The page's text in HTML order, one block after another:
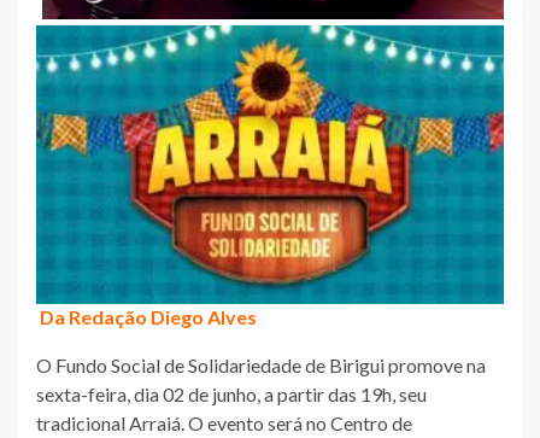
Da Redação Diego Alves
O Fundo Social de Solidariedade de Birigui promove na
sexta-feira, dia 02 de junho, a partir das 19h, seu
tradicional Arraiá. O evento será no Centro de